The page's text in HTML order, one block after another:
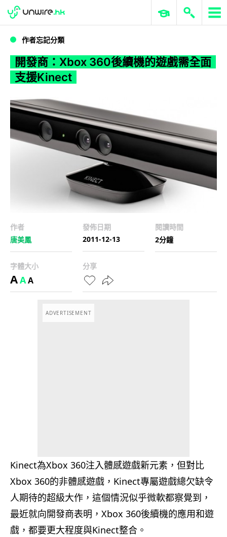
WWDC 2026 ERP 與商業 AI
作者忘記分類
開發商：Xbox 360後續機的遊戲需全面
支援Kinect
作者
唐美鳳
發佈日期
2011-12-13
閱讀時間
2分鐘
字體大小
AAA
分享
ADVERTISEMENT
Kinect為Xbox 360注入體感遊戲新元素，但對比
Xbox 360的非體感遊戲，Kinect專屬遊戲總欠缺令
人期待的超級大作，這個情況似乎微軟都察覺到，
最近就向開發商表明，Xbox 360後續機的應用和遊
戲，都要更大程度與Kinect整合。